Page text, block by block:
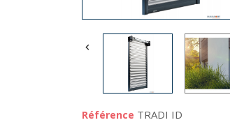

Référence TRADI ID